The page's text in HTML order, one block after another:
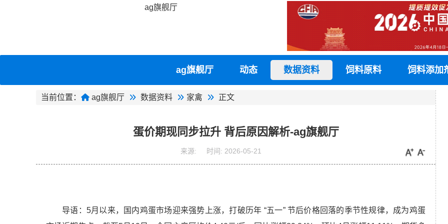
ag旗舰厅
ag旗舰厅 动态 数据资料 饲料原料 饲料添加
当前位置： ag旗舰厅 数据资料 家禽 正文
蛋价期现同步拉升 背后原因解析-ag旗舰厅
来源: 时间: 2026-05-21
导语：5月以来，国内鸡蛋市场迎来强势上涨，打破历年 “五一” 节后价格回落的季节性规律，成为鸡蛋